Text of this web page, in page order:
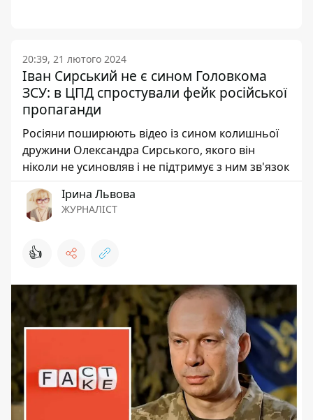
20:39, 21 лютого 2024
Іван Сирський не є сином Головкома
ЗСУ: в ЦПД спростували фейк російської
пропаганди
Росіяни поширюють відео із сином колишньої
дружини Олександра Сирського, якого він
ніколи не усиновляв і не підтримує з ним зв'язок
Ірина Львова
ЖУРНАЛІСТ
👍